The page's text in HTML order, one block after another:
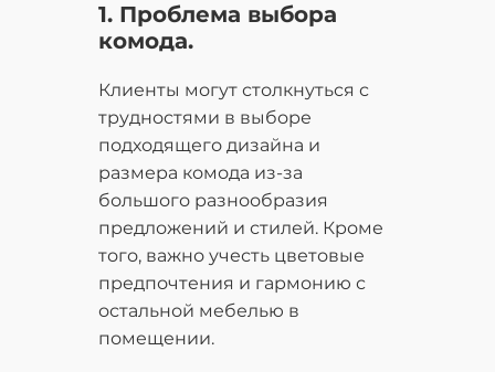
1. Проблема выбора
комода.
Клиенты могут столкнуться с
трудностями в выборе
подходящего дизайна и
размера комода из-за
большого разнообразия
предложений и стилей. Кроме
того, важно учесть цветовые
предпочтения и гармонию с
остальной мебелью в
помещении.